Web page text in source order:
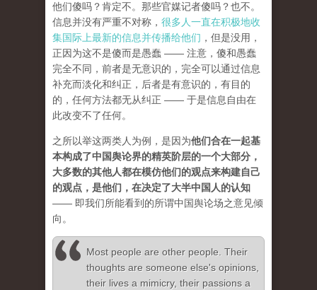
他们傻吗？肯定不。那些官媒记者傻吗？也不。
信息并没有严重不对称， 很多人一直在积极地收
集国际上最新的信息并传播给他们 ，但是没用，
正因为这不是傻而是愚蠢 —— 注意，傻和愚蠢
完全不同，前者是无意识的，完全可以通过信息
补充而淡化和纠正，后者是有意识的，有目的
的，任何方法都无从纠正 —— 于是信息自由在
此改变不了任何。
之所以举这两类人为例，是因为他们合在一起基
本构成了中国舆论界的精英阶层的一个大部分，
大多数的其他人都在模仿他们的观点来构建自己
的观点，是他们，在决定了大半中国人的认知
—— 即我们所能看到的所谓中国舆论场之意见倾
向。
Most people are other people. Their
thoughts are someone else's opinions,
their lives a mimicry, their passions a